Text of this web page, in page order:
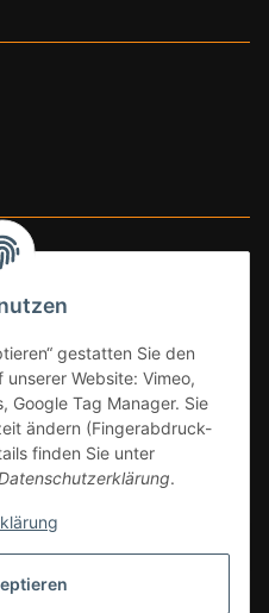
gestatten Sie den
Website: Vimeo,
Google Tag Manager. Sie
ändern (Fingerabdruck-
finden Sie unter
.
zzgl.Versand